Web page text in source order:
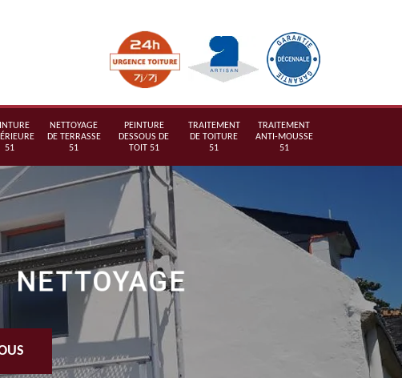
51
NETTOYAGE
DE TERRASSE
51
PEINTURE
DESSOUS DE
TOIT 51
TRAITEMENT
DE TOITURE
51
TRAITEMENT
ANTI-MOUSSE
51